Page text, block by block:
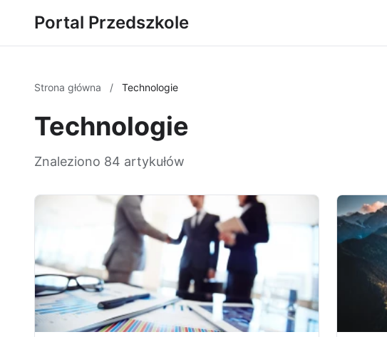
Portal Przedszkole
Strona główna / Technologie
Technologie
Znaleziono 84 artykułów